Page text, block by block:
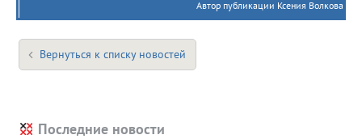
Автор публикации Ксения Волкова
Вернуться к списку новостей
Последние новости